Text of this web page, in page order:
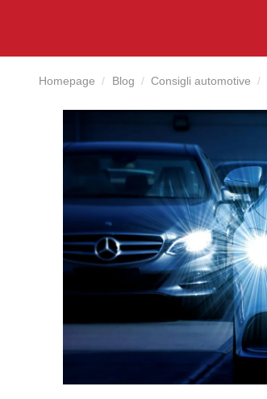
Homepage Blog Consigli automotive